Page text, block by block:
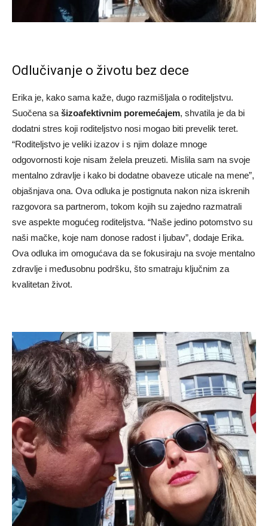
Odlučivanje o životu bez dece
Erika je, kako sama kaže, dugo razmišljala o roditeljstvu.
Suočena sa šizoafektivnim poremećajem, shvatila je da bi
dodatni stres koji roditeljstvo nosi mogao biti prevelik teret.
“Roditeljstvo je veliki izazov i s njim dolaze mnoge
odgovornosti koje nisam želela preuzeti. Mislila sam na svoje
mentalno zdravlje i kako bi dodatne obaveze uticale na mene”,
objašnjava ona. Ova odluka je postignuta nakon niza iskrenih
razgovora sa partnerom, tokom kojih su zajedno razmatrali
sve aspekte mogućeg roditeljstva. “Naše jedino potomstvo su
naši mačke, koje nam donose radost i ljubav”, dodaje Erika.
Ova odluka im omogućava da se fokusiraju na svoje mentalno
zdravlje i međusobnu podršku, što smatraju ključnim za
kvalitetan život.